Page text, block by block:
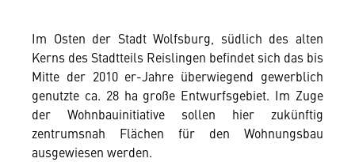
Im Osten der Stadt Wolfsburg, südlich des alten
Kerns des Stadtteils Reislingen befindet sich das bis
Mitte der 2010 er-Jahre überwiegend gewerblich
genutzte ca. 28 ha große Entwurfsgebiet. Im Zuge
der Wohnbauinitiative sollen hier zukünftig
zentrumsnah Flächen für den Wohnungsbau
ausgewiesen werden.